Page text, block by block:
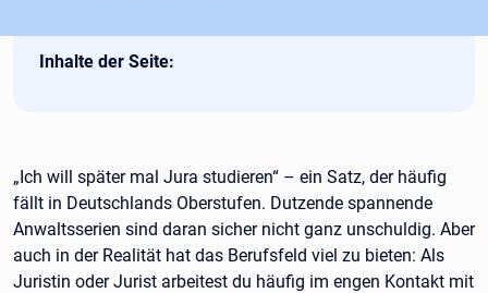
Inhalte der Seite:
„Ich will später mal Jura studieren“ – ein Satz, der häufig
fällt in Deutschlands Oberstufen. Dutzende spannende
Anwaltsserien sind daran sicher nicht ganz unschuldig. Aber
auch in der Realität hat das Berufsfeld viel zu bieten: Als
Juristin oder Jurist arbeitest du häufig im engen Kontakt mit